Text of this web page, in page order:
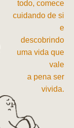
todo, comece
cuidando de si
e
descobrindo
uma vida que
vale
a pena ser
vivida.